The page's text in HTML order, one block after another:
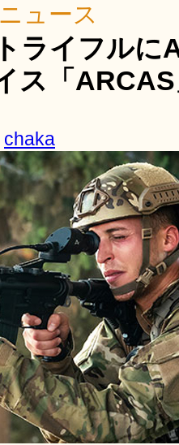
ュース
ライフルに
ス「
chaka